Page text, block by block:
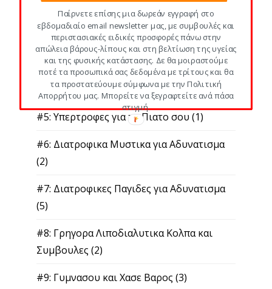
Υδατανθρακες
(8)
#2: Φυτικες Ινες κι Αδυνατισμα(4)
#3: Πρωτεινη κι Απώλεια Βάρους(2)
#4: Λιπαρα κι Αδυνατισμα(1)
#5: Υπερτροφες για το Πιατο σου (1)
#6: Διατροφικα Μυστικα για Αδυνατισμα
(2)
#7: Διατροφικες Παγιδες για Αδυνατισμα
(5)
#8: Γρηγορα Λιποδιαλυτικα Κολπα και
Συμβουλες (2)
#9: Γυμνασου και Χασε Βαρος (3)
Παίρνετε επίσης μια δωρεάν εγγραφή στο
εβδομαδιαίο email newsletter μας, με συμβουλές και
περιστασιακές ειδικές προσφορές πάνω στην
απώλεια βάρους-λίπους και στη βελτίωση της υγείας
και της φυσικής κατάστασης. Δε θα μοιραστούμε
ποτέ τα προσωπικά σας δεδομένα με τρίτους και θα
τα προστατεύουμε σύμφωνα με την Πολιτική
Απορρήτου μας. Μπορείτε να ξεγραφτείτε ανά πάσα
στιγμή.